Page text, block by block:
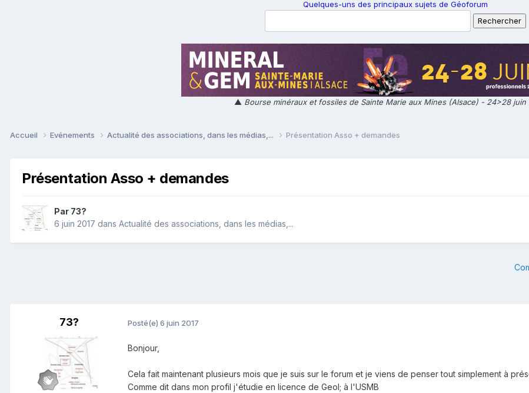
Quelques-uns des principaux sujets de Géoforum
▲ Bourse minéraux et fossiles de Sainte Marie aux Mines (Alsace) - 24>28 juin
Accueil Evénements Actualité des associations, dans les médias,... Présentation Asso + demandes
Présentation Asso + demandes
Par 73?
6 juin 2017 dans Actualité des associations, dans les médias,...
73? Posté(e) 6 juin 2017
Bonjour,
Cela fait maintenant plusieurs mois que je suis sur le forum et je viens de penser tout simplement à
Comme dit dans mon profil j'étudie en licence de Geol; à l'USMB